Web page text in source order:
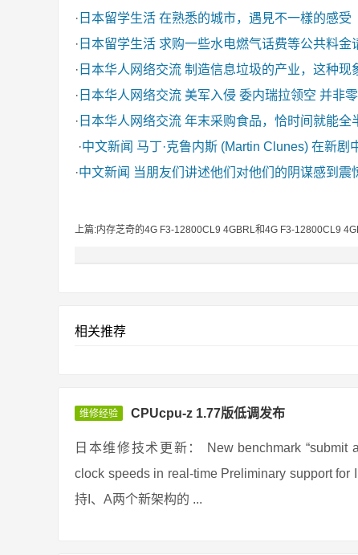
· 日本留学生活 在熟悉的城市，遇見不一樣的感受
· 日本留学生活 求购一些水电燃气话费等公共料金
· 日本华人网络交流 制造信息垃圾的产业，这种现
· 日本华人网络交流 美军入侵 委内瑞拉领空 并非
· 日本华人网络交流 年末采购食品，恰时间就能全
·中文新闻 马丁·克鲁内斯 (Martin Clunes) 在新剧
·中文新闻 当朋友们讲述他们对他们的阴谋感到震
上篇:内存芝奇的4G F3-12800CL9 4GBRL和4G F3-12800CL9
相关推荐
维修经验 CPUcpu-z 1.77版低调发布
日本维修技术更新： New benchmark “submit
clock speeds in real-time Preliminary support
持I、A两个新架构的 ...